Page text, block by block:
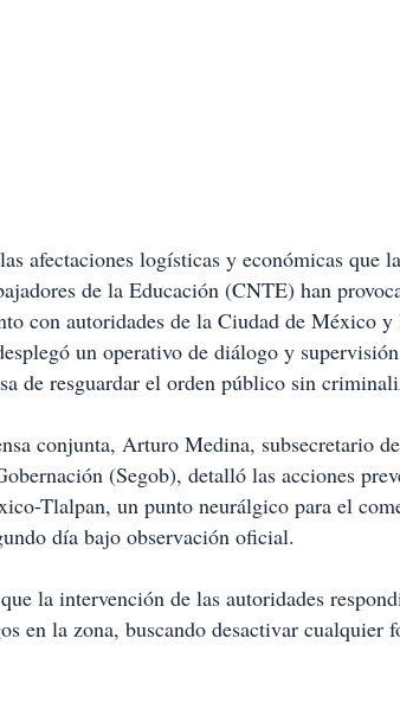
afectaciones logísticas y económicas que
de la Educación (CNTE) han
con autoridades de la Ciudad de México
un operativo de diálogo y
de resguardar el orden público sin
conjunta, Arturo Medina, subsecretario
(Segob), detalló las acciones
Tlalpan, un punto neurálgico para el
día bajo observación oficial.
la intervención de las autoridades
en la zona, buscando desactivar cualquier